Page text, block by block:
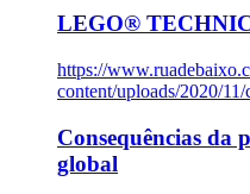
LEGO®
https://
content/uploads/2020/
Consequências da
global